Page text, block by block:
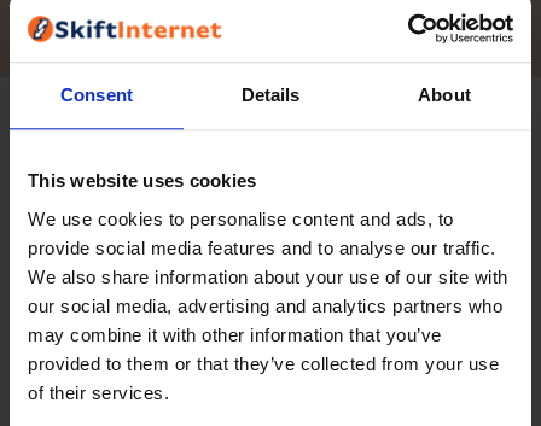
Consent Details About
This website uses cookies
We use cookies to personalise content and ads, to
provide social media features and to analyse our traffic.
We also share information about your use of our site with
our social media, advertising and analytics partners who
may combine it with other information that you’ve
provided to them or that they’ve collected from your use
of their services.